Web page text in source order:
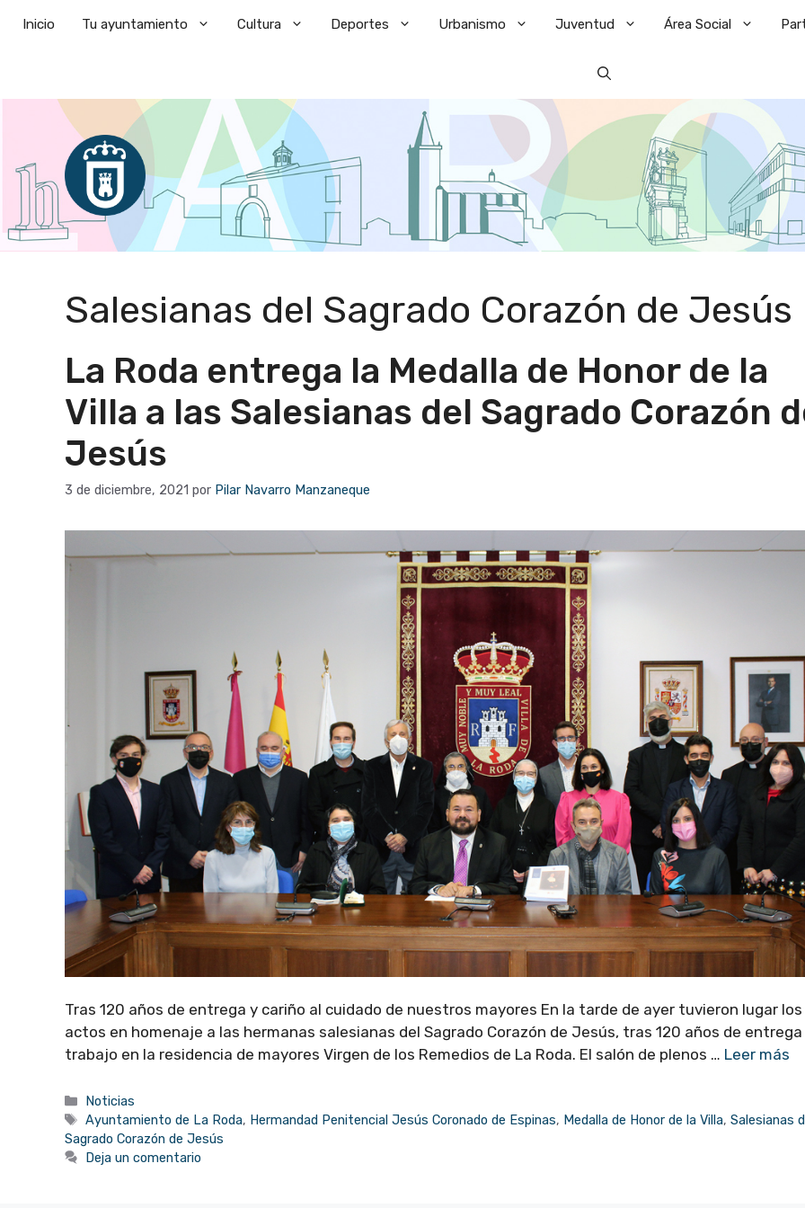
Inicio Tu ayuntamiento Cultura Deportes Urbanismo Juventud Área Social
Salesianas del Sagrado Corazón de Jesús
La Roda entrega la Medalla de Honor de la
Villa a las Salesianas del Sagrado Corazón
Jesús
3 de diciembre, 2021 por Pilar Navarro Manzaneque
Tras 120 años de entrega y cariño al cuidado de nuestros mayores En la tarde de ayer tuvieron lugar los
actos en homenaje a las hermanas salesianas del Sagrado Corazón de Jesús, tras 120 años de entrega
trabajo en la residencia de mayores Virgen de los Remedios de La Roda. El salón de plenos … Leer más
Categorías
Noticias
Etiquetas
Ayuntamiento de La Roda, Hermandad Penitencial Jesús Coronado de Espinas, Medalla de Honor de la Villa,Salesianas
Sagrado Corazón de Jesús
Deja un comentario